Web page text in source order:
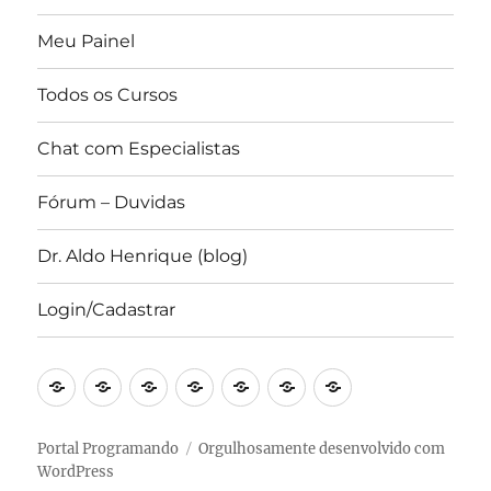
Meu Painel
Todos os Cursos
Chat com Especialistas
Fórum – Duvidas
Dr. Aldo Henrique (blog)
Login/Cadastrar
Portal
Programando
Converse
com
a
Blog
Prof.
Dr.
Canal
Portal
Programando
ForumIDE
Online
Revista
Portal Programando
Orgulhosamente desenvolvido com
WordPress